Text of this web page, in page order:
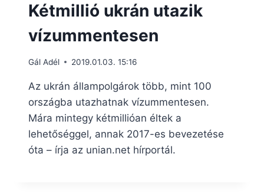
Kétmillió ukrán utazik
vízummentesen
Gál Adél 2019.01.03. 15:16
Az ukrán állampolgárok több, mint 100
országba utazhatnak vízummentesen.
Mára mintegy kétmillióan éltek a
lehetőséggel, annak 2017-es bevezetése
óta – írja az unian.net hírportál.